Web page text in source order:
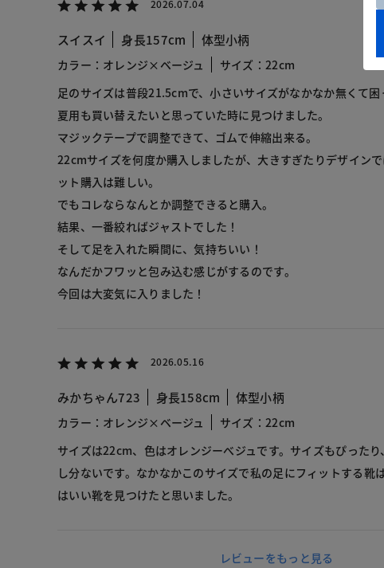
2026.07.04
スイスイ 身長157cm 体型小柄
カラー：オレンジ×ベージュ
サイズ：22cm
足のサイズは普段21.5cmで、小さいサイズがなかなか無くて困
夏用も買い替えたいと思っていた時に見つけました。
マジックテープで調整できて、ゴムで伸縮出来る。
22cmサイズを何度か購入しましたが、大きすぎたりデザイン
ット購入は難しい。
でもコレならなんとか調整できると購入。
結果、一番絞ればジャストでした！
そして足を入れた瞬間に、気持ちいい！
なんだかフワッと包み込む感じがするのです。
今回は大変気に入りました！
2026.05.16
みかちゃん723 身長158cm 体型小柄
カラー：オレンジ×ベージュ
サイズ：22cm
サイズは22cm、色はオレンジーべジュです。サイズもぴった
し分ないです。なかなかこのサイズで私の足にフィットする靴
はいい靴を見つけたと思いました。
レビューをもっと見る